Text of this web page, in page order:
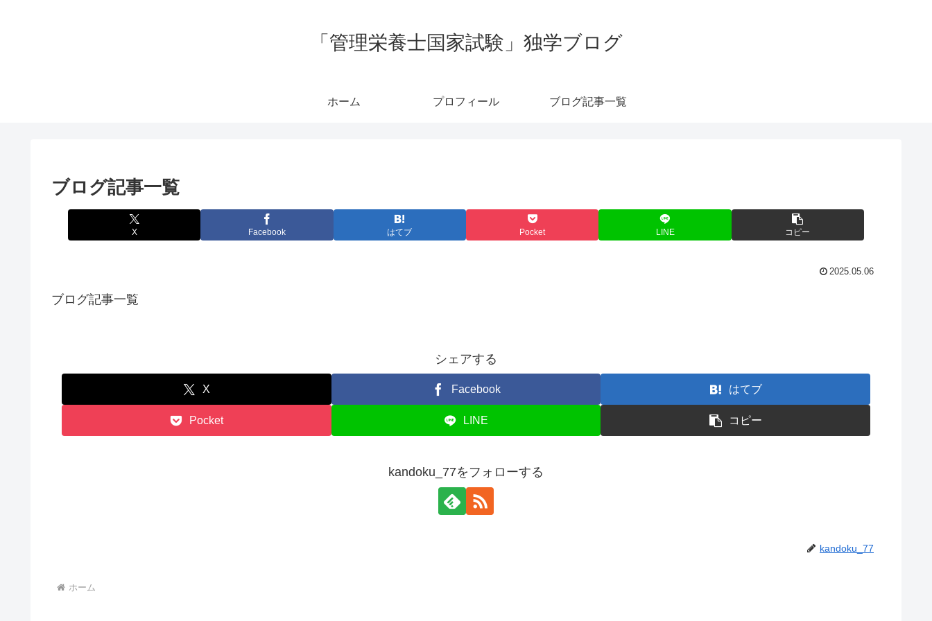
「管理栄養士国家試験」独学ブログ
ホーム プロフィール ブログ記事一覧
ブログ記事一覧
X Facebook はてブ Pocket LINE コピー
2025.05.06
ブログ記事一覧
シェアする
X Facebook はてブ
Pocket LINE コピー
kandoku_77をフォローする
kandoku_77
ホーム